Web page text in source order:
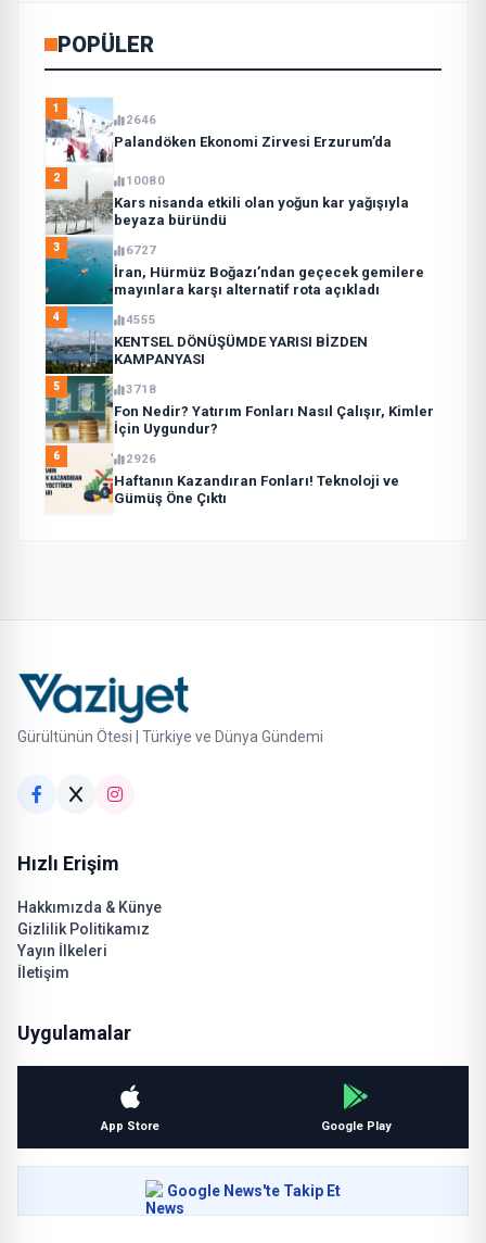
POPÜLER
1
2646
Palandöken Ekonomi Zirvesi Erzurum’da
2 10080
Kars nisanda etkili olan yoğun kar yağışıyla
beyaza büründü
3 6727
İran, Hürmüz Boğazı’ndan geçecek gemilere
mayınlara karşı alternatif rota açıkladı
4 4555
KENTSEL DÖNÜŞÜMDE YARISI BİZDEN
KAMPANYASI
5 3718
Fon Nedir? Yatırım Fonları Nasıl Çalışır, Kimler
İçin Uygundur?
6 2926
Haftanın Kazandıran Fonları! Teknoloji ve
Gümüş Öne Çıktı
Gürültünün Ötesi | Türkiye ve Dünya Gündemi
Hızlı Erişim
Hakkımızda & Künye
Gizlilik Politikamız
Yayın İlkeleri
İletişim
Uygulamalar
App Store Google Play
Google News'te Takip Et